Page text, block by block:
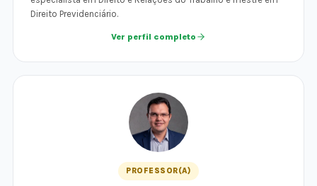
Direito Previdenciário.
Ver perfil completo
PROFESSOR(A)